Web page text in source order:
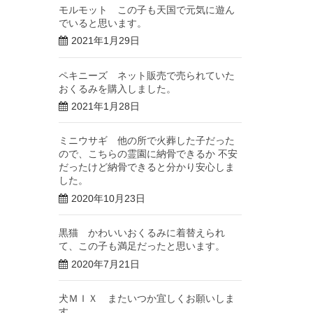
モルモット この子も天国で元気に遊ん
でいると思います。
2021年1月29日
ペキニーズ ネット販売で売られていた
おくるみを購入しました。
2021年1月28日
ミニウサギ 他の所で火葬した子だった
ので、こちらの霊園に納骨できるか 不安
だったけど納骨できると分かり安心しま
した。
2020年10月23日
黒猫 かわいいおくるみに着替えられ
て、この子も満足だったと思います。
2020年7月21日
犬ＭＩＸ またいつか宜しくお願いしま